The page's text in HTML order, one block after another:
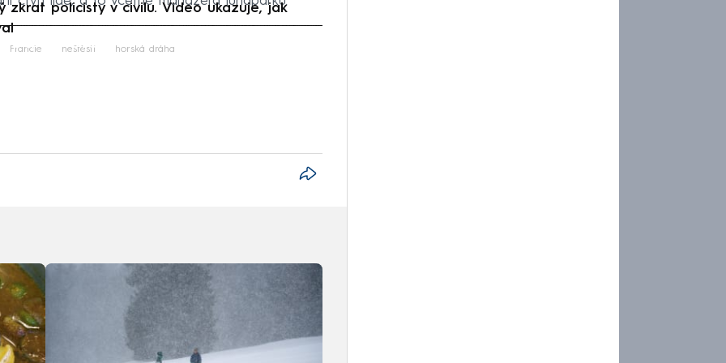
zkrat policisty v civilu. Video ukazuje, jak
to fetch
Francie neštěstí horská dráha